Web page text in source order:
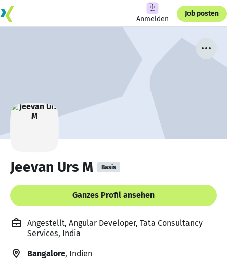
Anmelden
Job posten
Jeevan Urs M Basis
Ganzes Profil ansehen
Angestellt, Angular Developer, Tata Consultancy
Services, India
Bangalore, Indien